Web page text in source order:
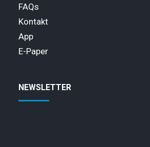
FAQs
Kontakt
App
E-Paper
NEWSLETTER